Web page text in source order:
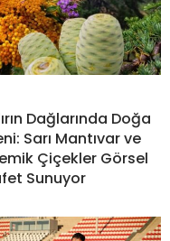
Dağlarında Doğa
Sarı Mantıvar ve
Çiçekler Görsel
Sunuyor